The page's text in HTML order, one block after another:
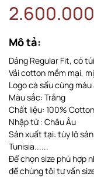
Mô tả:
Dáng Regular Fit, có túi
Vải cotton mềm mại,
Logo cá sấu cùng màu
Màu sắc: Trắng
Chất liệu: 100% Cotton
Nhập từ : Châu Âu
Sản xuất tại: tùy lô
Tunisia......
Để chọn size phù hợp
để chúng tôi tư vấn